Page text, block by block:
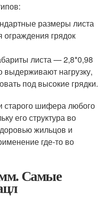
размеры листа
грядок
листа — 2,8*0,98
нагрузку,
под высокие грядки.
старого шифера любого
его структура во
жильцов и
где-то во
Самые